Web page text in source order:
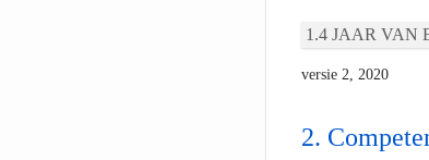
JAAR VAN
versie 2, 2020